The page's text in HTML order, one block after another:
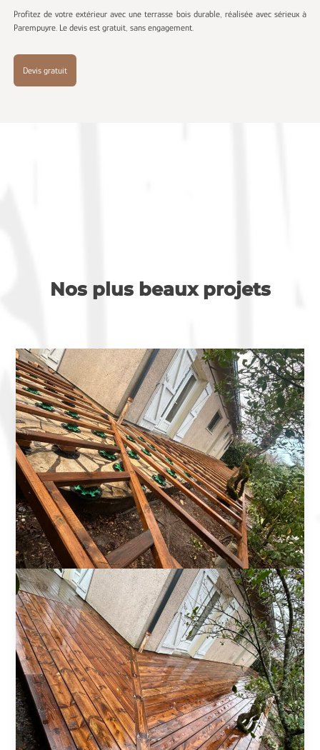
Profitez de votre extérieur avec une terrasse bois durable, réalisée avec sérieux à
Parempuyre. Le devis est gratuit, sans engagement.
Devis gratuit
Nos plus beaux projets